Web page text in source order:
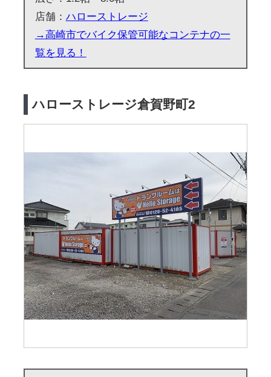
店舗： ハローストレージ
→高崎市でバイク保管可能なコンテナの一
覧を見る！
ハローストレージ倉賀野町2